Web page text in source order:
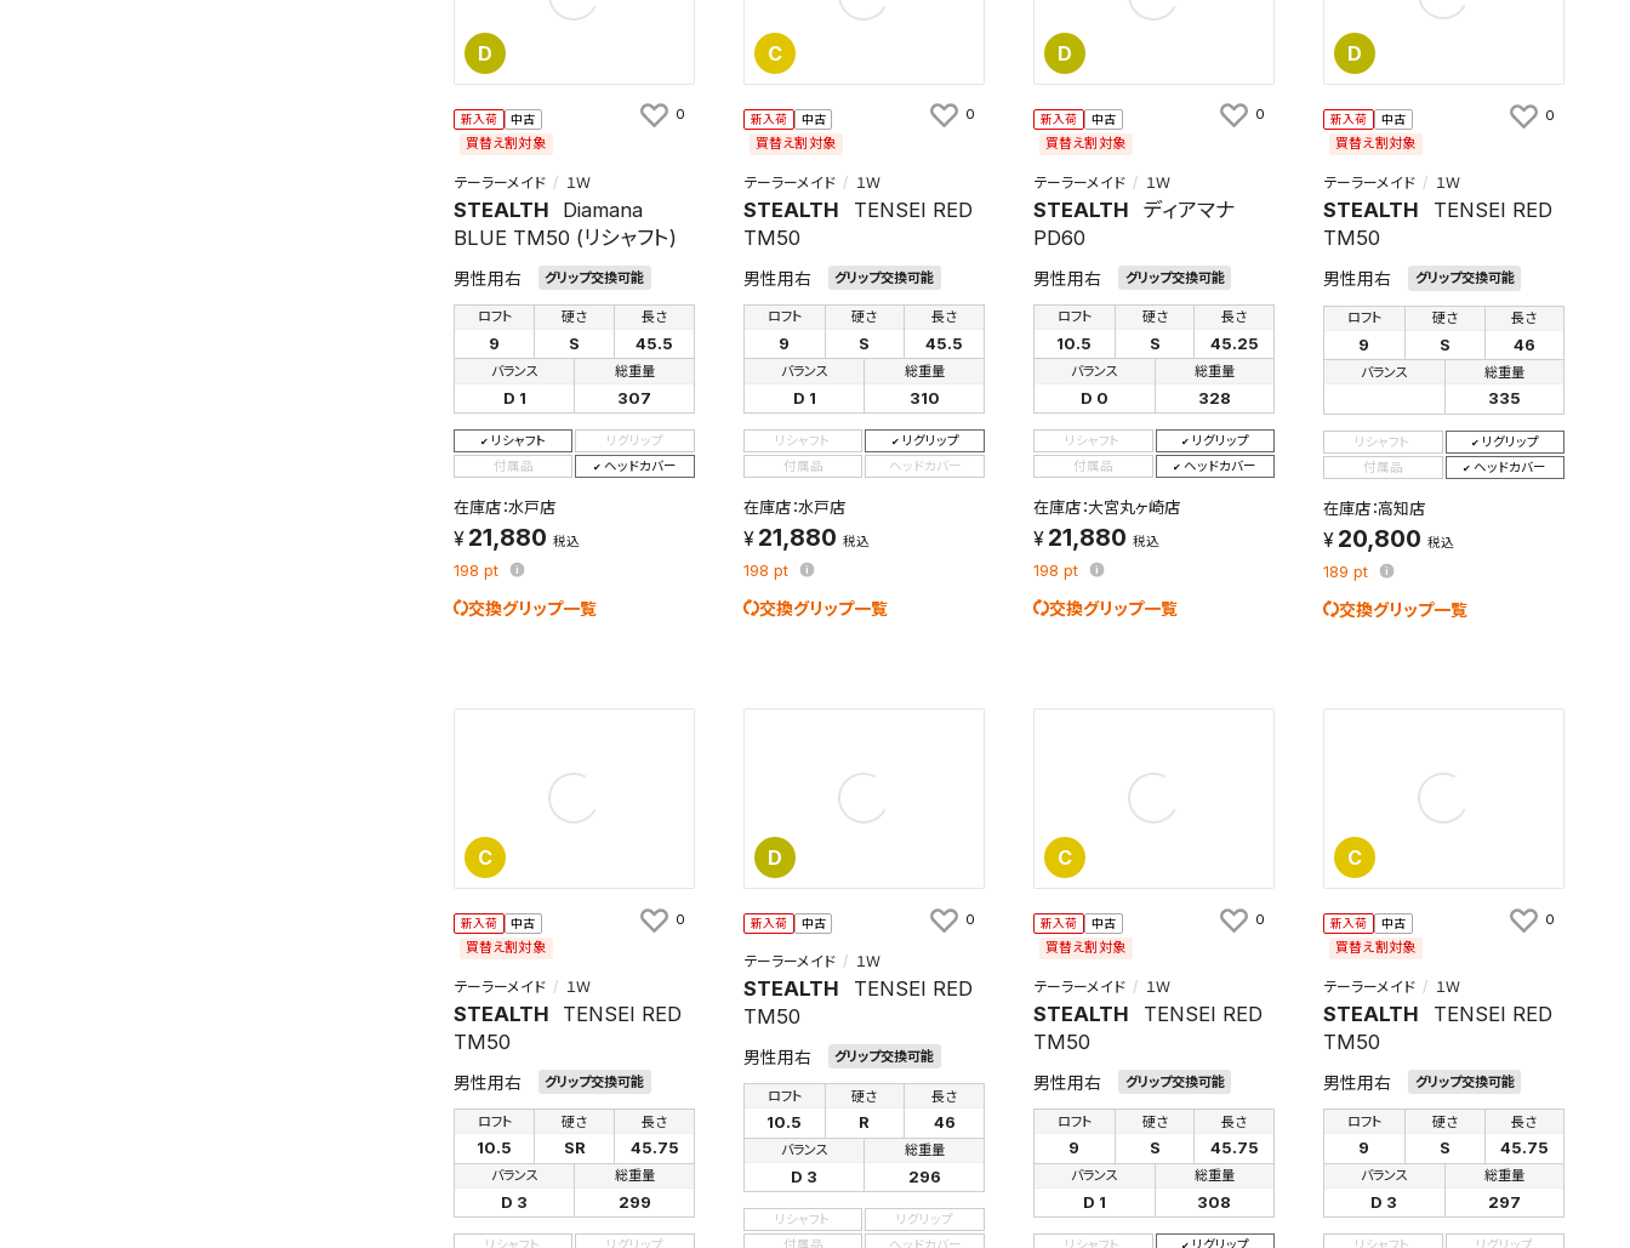
D
新入荷 中古
買替え割対象
テーラーメイド １Ｗ
STEALTH
Diamana
BLUE TM50 (リシャフト)
男性用右 グリップ交換可能
ロフト
9
硬さ
S
長さ
45.5
バランス
D 1
総重量
307
リシャフト
リグリップ
付属品
ヘッドカバー
在庫店：水戸店
21,880 税込
198 pt
交換グリップ一覧
0
C
新入荷 中古
買替え割対象
テーラーメイド １Ｗ
STEALTH
TENSEI RED
TM50
男性用右 グリップ交換可能
ロフト
9
硬さ
S
長さ
45.5
バランス
D 1
総重量
310
リシャフト
リグリップ
付属品
ヘッドカバー
在庫店：水戸店
21,880 税込
198 pt
交換グリップ一覧
0
D
新入荷 中古
買替え割対象
テーラーメイド １Ｗ
STEALTH
ディアマナ
PD60
男性用右 グリップ交換可能
ロフト
10.5
硬さ
S
長さ
45.25
バランス
D 0
総重量
328
リシャフト
リグリップ
付属品
ヘッドカバー
在庫店：大宮丸ヶ崎店
21,880 税込
198 pt
交換グリップ一覧
0
D
新入荷 中古
買替え割対象
テーラーメイド １Ｗ
STEALTH
TENSEI RED
TM50
男性用右 グリップ交換可能
ロフト
9
硬さ
S
長さ
46
バランス 総重量
335
リシャフト
リグリップ
付属品
ヘッドカバー
在庫店：高知店
20,800 税込
189pt
交換グリップ一覧
0
C
新入荷 中古
買替え割対象
テーラーメイド １Ｗ
STEALTH
TENSEI RED
TM50
男性用右 グリップ交換可能
ロフト
10.5
硬さ
SR
長さ
45.75
バランス
D 3
総重量
299
0
D
新入荷 中古
テーラーメイド １Ｗ
STEALTH
TENSEI RED
TM50
男性用右 グリップ交換可能
ロフト
10.5
硬さ
R
長さ
46
バランス
D 3
総重量
296
リシャフト
リグリップ
0
C
新入荷 中古
買替え割対象
テーラーメイド １Ｗ
STEALTH
TENSEI RED
TM50
男性用右 グリップ交換可能
ロフト
9
硬さ
S
長さ
45.75
バランス
D 1
総重量
308
0
C
新入荷 中古
買替え割対象
テーラーメイド １Ｗ
STEALTH
TENSEI RED
TM50
男性用右 グリップ交換可能
ロフト
9
硬さ
S
長さ
45.75
バランス
D 3
総重量
297
0